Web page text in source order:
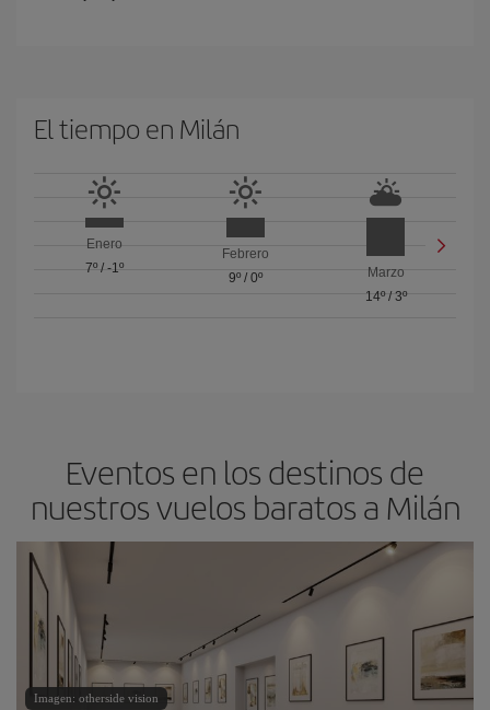
El tiempo en Milán
Enero
7º/ -1º
Febrero
9º/ 0º
Marzo
14º/ 3º
Eventos en los destinos de
nuestros vuelos baratos a Milán
Imagen: otherside vision